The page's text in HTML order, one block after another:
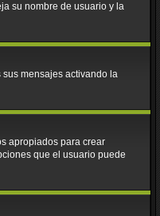
su nombre de usuario y la
mensajes activando la
apropiados para crear
que el usuario puede